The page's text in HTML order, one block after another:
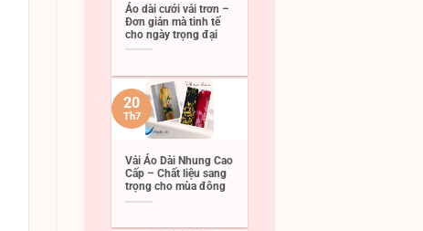
Áo dài cưới vải trơn –
Đơn giản mà tinh tế
cho ngày trọng đại
Vải Áo Dài Nhung Cao
Cấp – Chất liệu sang
trọng cho mùa đông
20
Th7